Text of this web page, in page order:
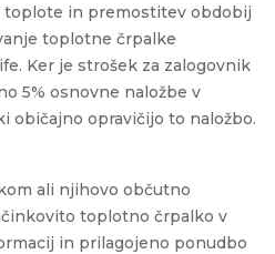
toplote in premostitev obdobij
toplotne črpalke
Ker je strošek za zalogovnik
5% osnovne naložbe v
običajno opravičijo to naložbo.
ali njihovo občutno
toplotno črpalko v
in prilagojeno ponudbo